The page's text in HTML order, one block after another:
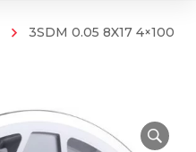
3SDM 0.05 8X17 4×100